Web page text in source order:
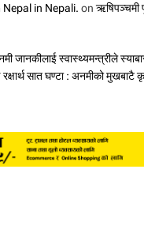
in Nepali. on ऋषिपञ्चमी
जानकीलाई स्वास्थ्यमन्त्रीले
सात घण्टा : अनमीको मुखबाटै